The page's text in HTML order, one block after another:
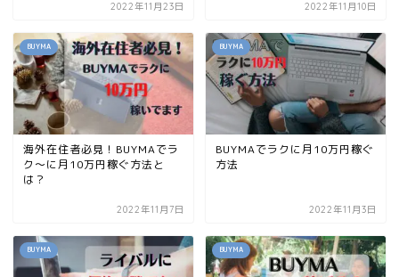
2022年11月23日 2022年11月10日
BUYMA
海外在住者必見！BUYMAでラ
ク〜に月10万円稼ぐ方法と
は？
2022年11月7日
BUYMA
BUYMAでラクに月10万円稼ぐ
方法
2022年11月3日
BUYMA BUYMA